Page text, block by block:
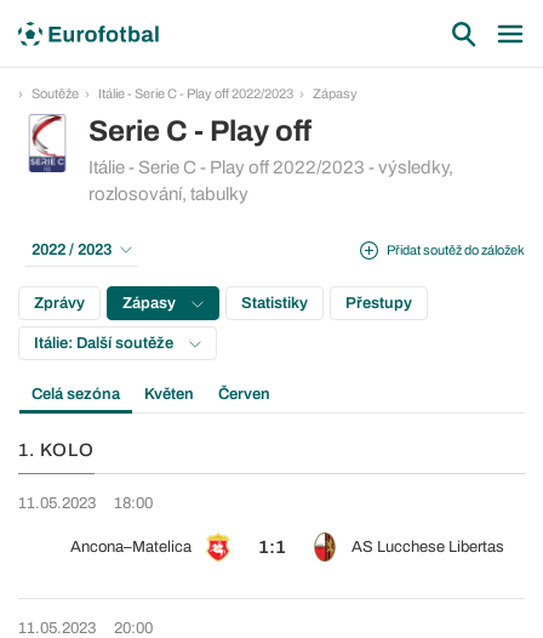
Soutěže Itálie - Serie C - Play off 2022/2023 Zápasy
Serie C - Play off
Itálie - Serie C - Play off 2022/2023 - výsledky,
rozlosování, tabulky
Přidat soutěž do záložek
2022 / 2023
Zprávy Zápasy Statistiky Přestupy
Itálie: Další soutěže
Celá sezóna Květen Červen
1. KOLO
11.05.2023 18:00
Ancona–Matelica 1:1 AS Lucchese Libertas
11.05.2023 20:00